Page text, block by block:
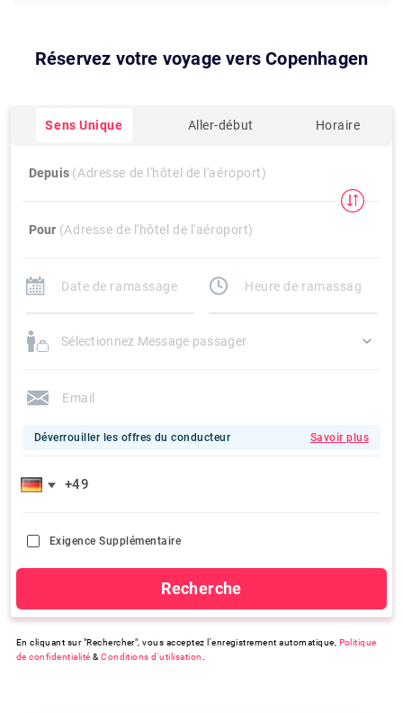
Réservez votre voyage vers Copenhagen
Sens Unique Aller-début Horaire
Depuis (Adresse de l'hôtel de l'aéroport)
Pour (Adresse de l'hôtel de l'aéroport)
Sélectionnez Message passager
Déverrouiller les offres du conducteur Savoir plus
Exigence Supplémentaire
Recherche
En cliquant sur "Rechercher", vous acceptez l'enregistrement automatique, Politique
de confidentialité &Conditions d'utilisation